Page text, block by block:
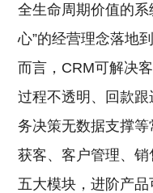
全生命周期价值的系
心”的经营理念落地
而言，CRM可解决
过程不透明、回款
务决策无数据支撑
获客、客户管理、
五大模块，进阶产